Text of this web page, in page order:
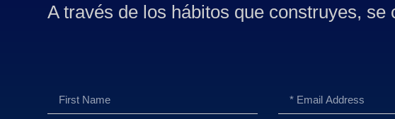
A través de los hábitos que construyes, se